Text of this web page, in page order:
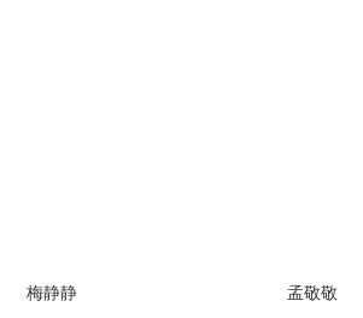
梅静静 孟敬敬